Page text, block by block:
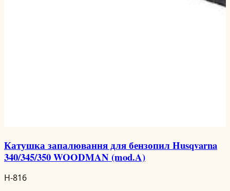
Катушка запалювання для бензопил Husqvarna
340/345/350 WOODMAN (mod.A)
H-816